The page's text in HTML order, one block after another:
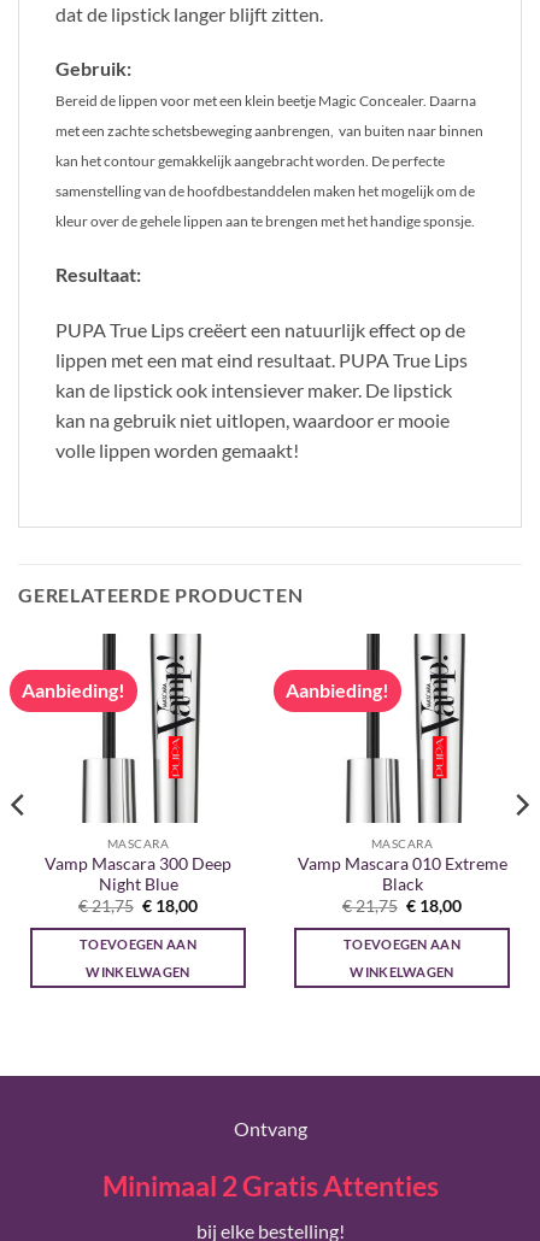
dat de lipstick langer blijft zitten.
Gebruik:
Bereid de lippen voor met een klein beetje Magic Concealer. Daarna
met een zachte schetsbeweging aanbrengen, van buiten naar binnen
kan het contour gemakkelijk aangebracht worden. De perfecte
samenstelling van de hoofdbestanddelen maken het mogelijk om de
kleur over de gehele lippen aan te brengen met het handige sponsje.
Resultaat:
PUPA True Lips creëert een natuurlijk effect op de
lippen met een mat eind resultaat. PUPA True Lips
kan de lipstick ook intensiever maker. De lipstick
kan na gebruik niet uitlopen, waardoor er mooie
volle lippen worden gemaakt!
GERELATEERDE PRODUCTEN
Aanbieding!
MASCARA
Vamp Mascara 300 Deep
Night Blue
€21,75 Oorspronkelijke
prijs
was:
€ 21,75.
€ 18,00Huidige
is:
TOEVOEGEN AAN
WINKELWAGEN
Aanbieding!
MASCARA
Vamp Mascara 010 Extreme
Black
€21,75 Oorspronkelijke
prijs
was:
€ 21,75.
€ 18,00Huidige
is:
TOEVOEGEN AAN
WINKELWAGEN
Ontvang
Minimaal 2 Gratis Attenties
bij elke bestelling!